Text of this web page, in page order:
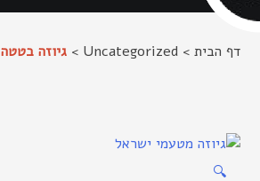
דף הבית >
Uncategorized
> גיוזה בטטה
🔍